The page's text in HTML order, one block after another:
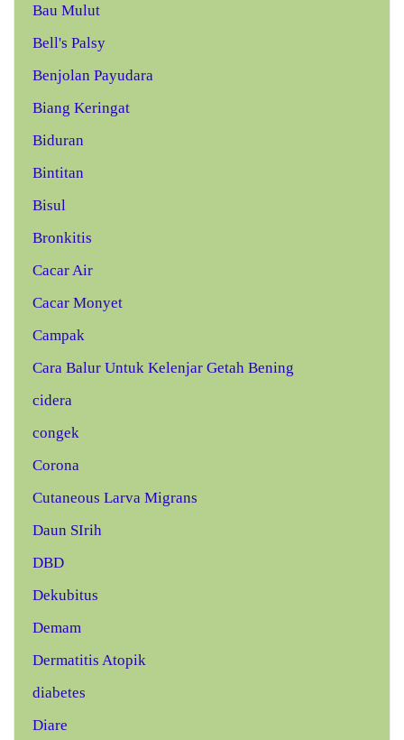
Bau Mulut
Bell's Palsy
Benjolan Payudara
Biang Keringat
Biduran
Bintitan
Bisul
Bronkitis
Cacar Air
Cacar Monyet
Campak
Cara Balur Untuk Kelenjar Getah Bening
cidera
congek
Corona
Cutaneous Larva Migrans
Daun SIrih
DBD
Dekubitus
Demam
Dermatitis Atopik
diabetes
Diare